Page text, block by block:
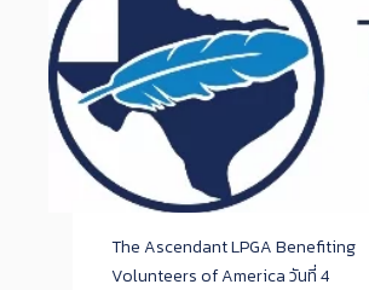
The Ascendant LPGA Benefiting
Volunteers of America วันที่ 4